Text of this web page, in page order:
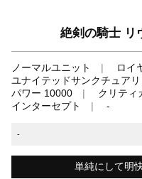
絶剣の騎士 リ
ノーマルユニット ロイ
ユナイテッドサンクチュアリ
パワー 10000
クリティ
インターセプト
-
-
単純にして明